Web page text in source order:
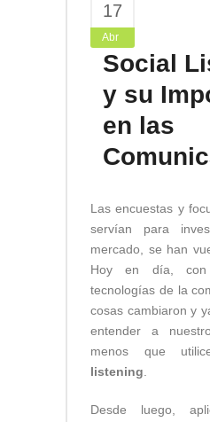
17
Abr
Social
y su
en las
Las encuestas y
servían para
mercado, se han
Hoy en día, con
tecnologías de la
cosas cambiaron y
entender a
menos que
listening.
Desde luego,